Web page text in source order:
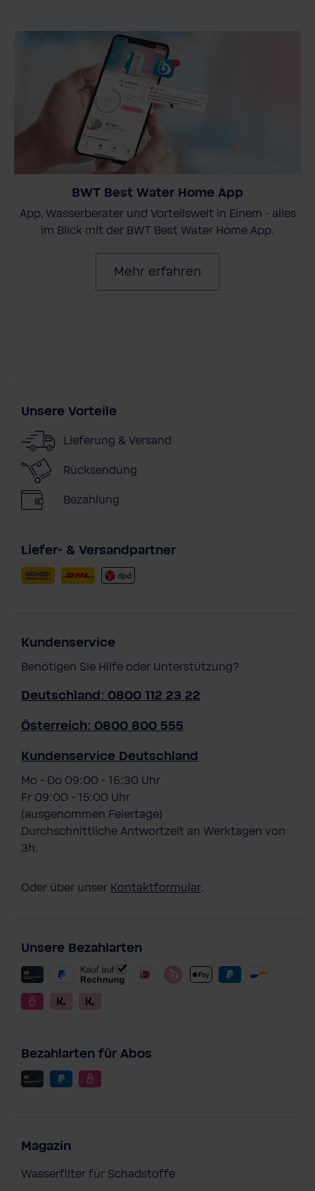
BWT Best Water Home App
App, Wasserberater und Vorteilswelt in Einem - alles
im Blick mit der BWT Best Water Home App.
Mehr erfahren
Unsere Vorteile
Lieferung & Versand
Rücksendung
Bezahlung
Liefer- & Versandpartner
Kundenservice
Benötigen Sie Hilfe oder Unterstützung?
Deutschland: 0800 112 23 22
Österreich: 0800 800 555
Kundenservice Deutschland
Mo - Do 09:00 - 16:30 Uhr
Fr 09:00 - 15:00 Uhr
(ausgenommen Feiertage)
Durchschnittliche Antwortzeit an Werktagen von
3h.
Oder über unser Kontaktformular.
Unsere Bezahlarten
Bezahlarten für Abos
Magazin
Wasserfilter für Schadstoffe